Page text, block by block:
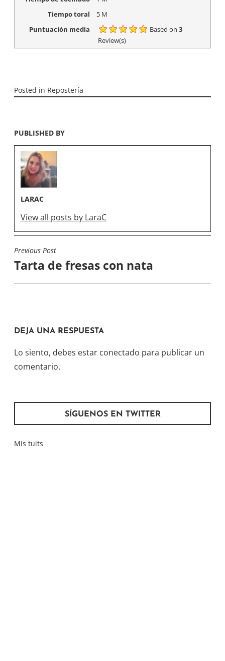
Tiempo toral
5 M
Puntuación media
Based on 3
Review(s)
Posted in Repostería
PUBLISHED BY
LARAC
View all posts by LaraC
NAVEGACIÓN
DE
ENTRADAS
Previous Post
Tarta de fresas con nata
DEJA UNA RESPUESTA
Lo siento, debes estar conectado para publicar un
comentario.
SÍGUENOS EN TWITTER
Mis tuits